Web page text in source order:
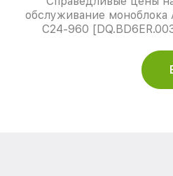
обслуживание моноблока
C24-960